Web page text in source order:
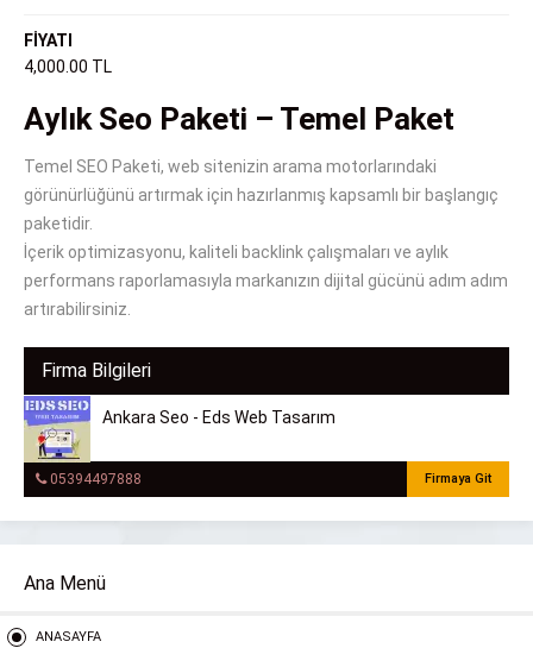
FİYATI
4,000.00 TL
Aylık Seo Paketi – Temel Paket
Temel SEO Paketi, web sitenizin arama motorlarındaki
görünürlüğünü artırmak için hazırlanmış kapsamlı bir başlangıç
paketidir.
İçerik optimizasyonu, kaliteli backlink çalışmaları ve aylık
performans raporlamasıyla markanızın dijital gücünü adım adım
artırabilirsiniz.
Firma Bilgileri
Ankara Seo - Eds Web Tasarım
05394497888 Firmaya Git
Ana Menü
ANASAYFA